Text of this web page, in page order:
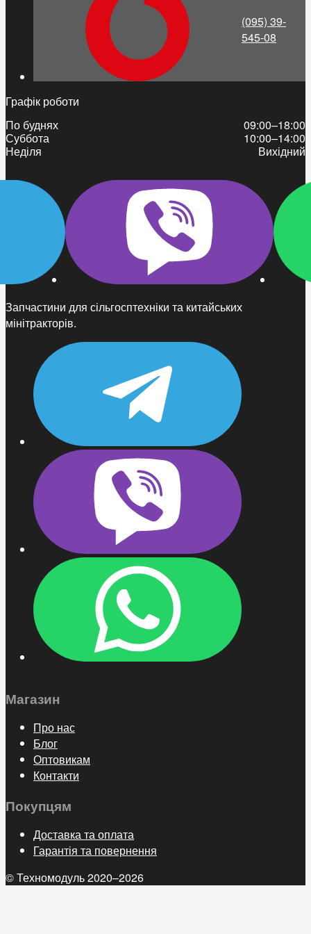
Запчастини для сільгосптехніки та китайських
мінітракторів.
Магазин
Про нас
Блог
Оптовикам
Контакти
Покупцям
Доставка та оплата
Гарантія та повернення
© Техномодуль 2020–2026
(095) 39-
545-08
Графік роботи
По буднях
09:00–18:00
Суббота
10:00–14:00
Неділя
Вихідний